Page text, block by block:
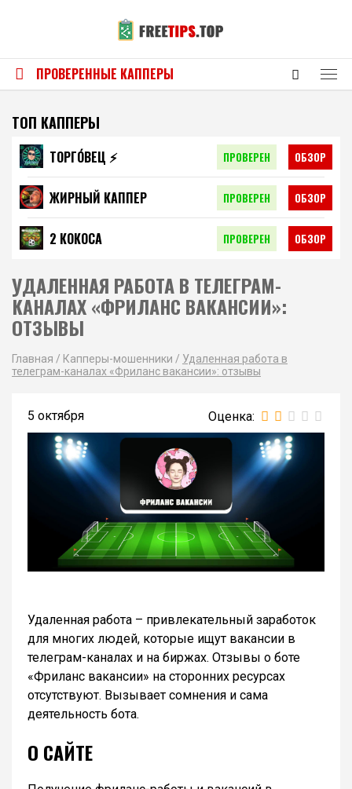
ПРОВЕРЕННЫЕ КАППЕРЫ
ТОП КАППЕРЫ
ТОРГО́ВЕЦ ⚡️ ПРОВЕРЕН ОБЗОР
ЖИРНЫЙ КАППЕР ПРОВЕРЕН ОБЗОР
2 КОКОСА ПРОВЕРЕН ОБЗОР
УДАЛЕННАЯ РАБОТА В ТЕЛЕГРАМ-
КАНАЛАХ «ФРИЛАНС ВАКАНСИИ»:
ОТЗЫВЫ
Главная / Капперы-мошенники / Удаленная работа в
телеграм-каналах «Фриланс вакансии»: отзывы
5 октября
Удаленная работа – привлекательный заработок
для многих людей, которые ищут вакансии в
телеграм-каналах и на биржах. Отзывы о боте
«Фриланс вакансии» на сторонних ресурсах
отсутствуют. Вызывает сомнения и сама
деятельность бота.
О САЙТЕ